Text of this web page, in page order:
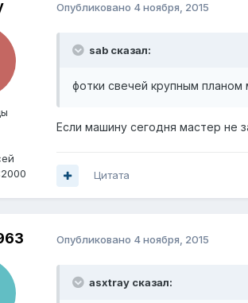
Опубликовано 4 ноября, 2015
sab сказал:
фотки свечей крупным
Если машину сегодня мастер не
Цитата
Опубликовано 4 ноября, 2015
asxtray сказал: